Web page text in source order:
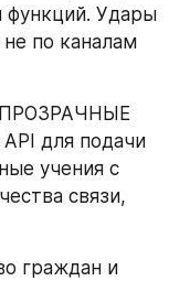
функций. Удары
по каналам
для подачи
учения с
связи,
граждан и